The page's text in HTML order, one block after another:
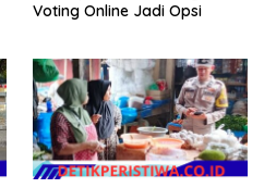
Voting Online Jadi Opsi